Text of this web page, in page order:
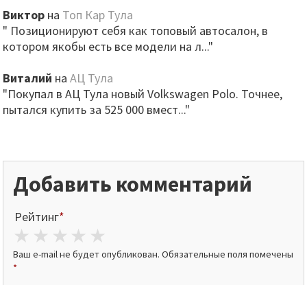
Виктор на Топ Кар Тула
" Позиционируют себя как топовый автосалон, в
котором якобы есть все модели на л..."
Виталий наАЦ Тула
"Покупал в АЦ Тула новый Volkswagen Polo. Точнее,
пытался купить за 525 000 вмест..."
Добавить комментарий
Рейтинг*
4 stars
3 stars
2 stars
1 star
Ваш e-mail не будет опубликован. Обязательные поля помечены
*